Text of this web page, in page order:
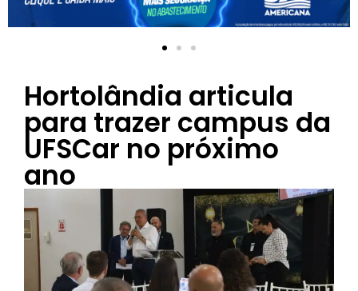
Hortolândia articula
para trazer campus da
UFSCar no próximo
ano